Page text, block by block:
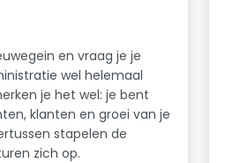
en vraag je je
wel helemaal
je het wel: je bent
klanten en groei van je
stapelen de
zich op.